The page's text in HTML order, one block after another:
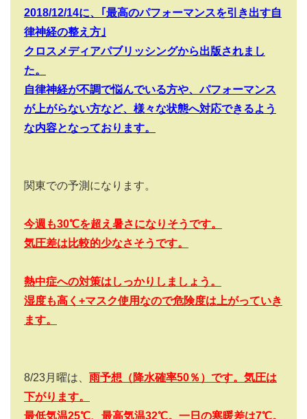
2018/12/14に、｢最高のパフォーマンスを引き出す自
律神経の整え方｣
クロスメディアパブリッシングから出版されまし
た。
自律神経が不調で悩んでいる方や、パフォーマンス
が上がらない方など、様々な状態へ対応できるよう
な内容となっております。
関東での予測になります。
今週も30℃を超え暑さになりそうです。
気圧差は比較的少なさそうです。
熱中症への対策はしっかりしましょう。
湿度も高く+マスク使用なので危険度は上がっていき
ます。
8/23月曜は、 雨予想（降水確率50％）です。気圧は
下がります。
最低気温25℃、最高気温32℃。一日の寒暖差は7℃。